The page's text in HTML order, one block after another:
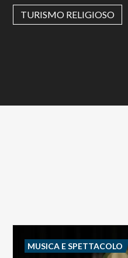
TURISMO RELIGIOSO
MUSICA E SPETTACOLO